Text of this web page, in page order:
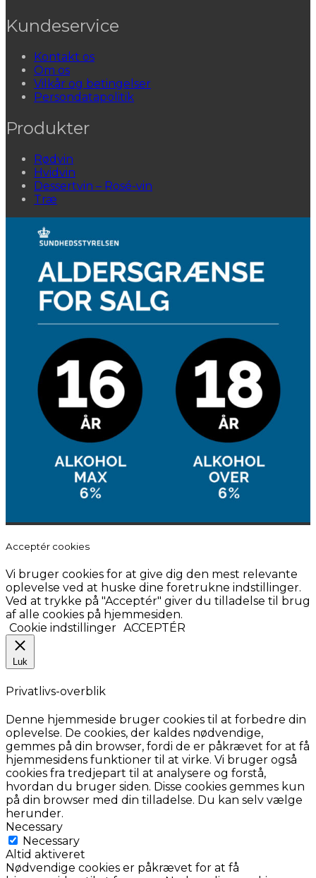
Kundeservice
Kontakt os
Om os
Vilkår og betingelser
Persondatapolitik
Produkter
Rødvin
Hvidvin
Dessertvin – Rosé-vin
Træ
Acceptér cookies
Vi bruger cookies for at give dig den mest relevante
oplevelse ved at huske dine foretrukne indstillinger.
Ved at trykke på "Acceptér" giver du tilladelse til brug
af alle cookies på hjemmesiden.
Cookie indstillinger ACCEPTÉR
Luk
Privatlivs-overblik
Denne hjemmeside bruger cookies til at forbedre din
oplevelse. De cookies, der kaldes nødvendige,
gemmes på din browser, fordi de er påkrævet for at få
hjemmesidens funktioner til at virke. Vi bruger også
cookies fra tredjepart til at analysere og forstå,
hvordan du bruger siden. Disse cookies gemmes kun
på din browser med din tilladelse. Du kan selv vælge
herunder.
Necessary
Necessary
Altid aktiveret
Nødvendige cookies er påkrævet for at få